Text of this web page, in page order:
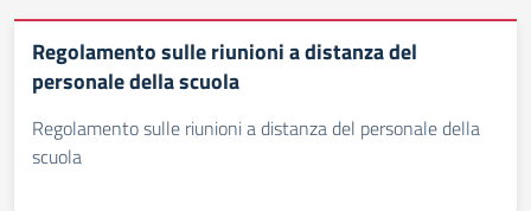
Regolamento sulle riunioni a distanza del
personale della scuola
Regolamento sulle riunioni a distanza del personale della
scuola